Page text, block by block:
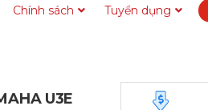
Chính sách Tuyển dụng
U3E